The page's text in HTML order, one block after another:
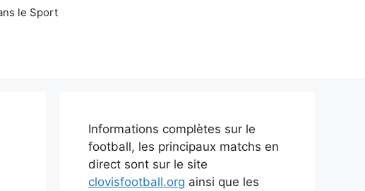
le Sport
Informations complètes sur le
football, les principaux matchs en
direct sont sur le site
clovisfootball.org ainsi que les